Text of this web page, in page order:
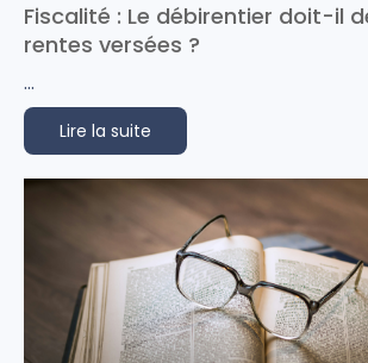
Fiscalité : Le débirentier doit-il
rentes versées ?
...
Lire la suite